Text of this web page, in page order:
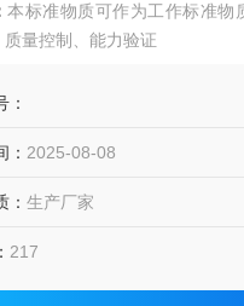
本标准物质可作为工作标准物
量控制、能力验证
：
： 2025-08-08
： 生产厂家
217